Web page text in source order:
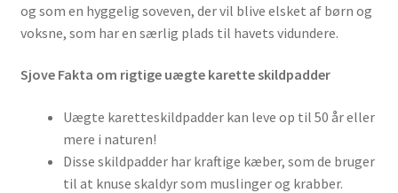
og som en hyggelig soveven, der vil blive elsket af børn og
voksne, som har en særlig plads til havets vidundere.
Sjove Fakta om rigtige uægte karette skildpadder
Uægte karetteskildpadder kan leve op til 50 år eller
mere i naturen!
Disse skildpadder har kraftige kæber, som de bruger
til at knuse skaldyr som muslinger og krabber.